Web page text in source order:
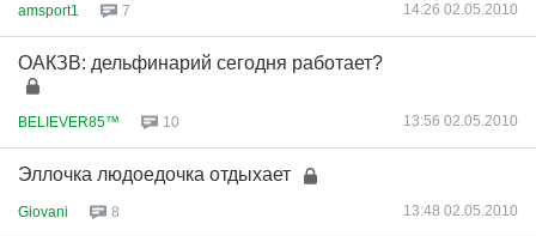
amsport1 7 14:26 02.05.2010
ОАКЗВ: дельфинарий сегодня работает?
BELIEVER85™ 10 13:56 02.05.2010
Эллочка людоедочка отдыхает
Giovani 8 13:48 02.05.2010